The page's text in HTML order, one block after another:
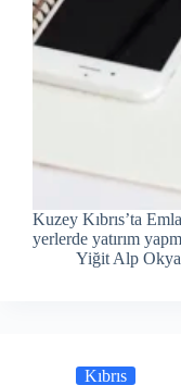
Kuzey Kıbrıs’ta
yerlerde yatırım
Yiğit Alp
Kıbrıs